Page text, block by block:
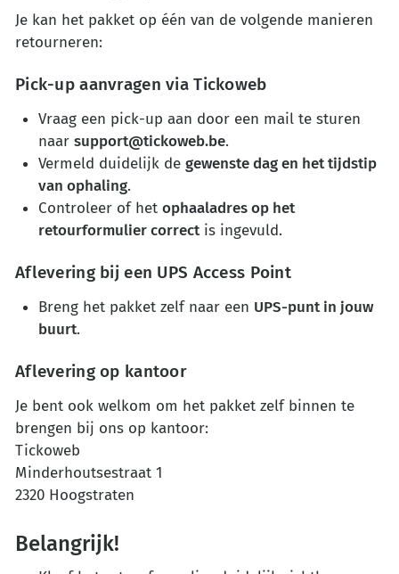
Je kan het pakket op één van de volgende manieren
retourneren:
Pick-up aanvragen via Tickoweb
Vraag een pick-up aan door een mail te sturen
naar support@tickoweb.be.
Vermeld duidelijk de gewenste dag en het tijdstip
van ophaling.
Controleer of het ophaaladres op het
retourformulier correctis ingevuld.
Aflevering bij een UPS Access Point
Breng het pakket zelf naar een UPS-punt in jouw
buurt.
Aflevering op kantoor
Je bent ook welkom om het pakket zelf binnen te
brengen bij ons op kantoor:
Tickoweb
Minderhoutsestraat 1
2320 Hoogstraten
Belangrijk!